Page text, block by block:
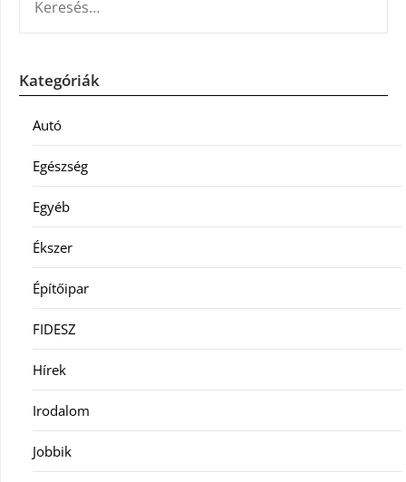
Kategóriák
Autó
Egészség
Egyéb
Ékszer
Építőipar
FIDESZ
Hírek
Irodalom
Jobbik